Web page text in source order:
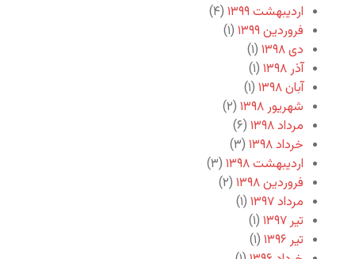
اردیبهشت ۱۳۹۹
(۴)
فروردین ۱۳۹۹
(۱)
دی ۱۳۹۸
(۱)
آذر ۱۳۹۸
(۱)
آبان ۱۳۹۸
(۱)
شهریور ۱۳۹۸
(۲)
مرداد ۱۳۹۸
(۶)
خرداد ۱۳۹۸
(۳)
اردیبهشت ۱۳۹۸
(۳)
فروردین ۱۳۹۸
(۲)
مرداد ۱۳۹۷
(۱)
تیر ۱۳۹۷
(۱)
تیر ۱۳۹۶
(۱)